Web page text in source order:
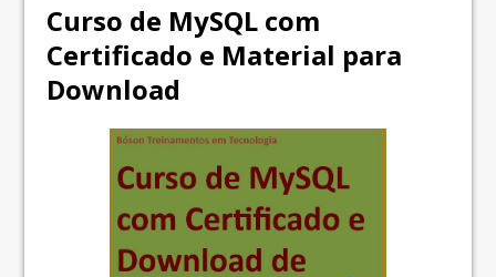
Curso de MySQL com
Certificado e Material para
Download